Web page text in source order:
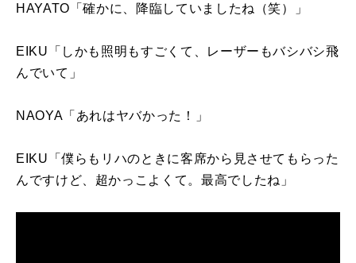
HAYATO「確かに、降臨していましたね（笑）」
EIKU「しかも照明もすごくて、レーザーもバシバシ飛
んでいて」
NAOYA「あれはヤバかった！」
EIKU「僕らもリハのときに客席から見させてもらった
んですけど、超かっこよくて。最高でしたね」